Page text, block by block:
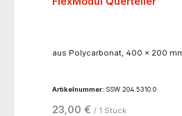
aus Polycarbonat, 400 x 200
Artikelnummer: SSW 204.5310.0
23,00 € / 1 Stück